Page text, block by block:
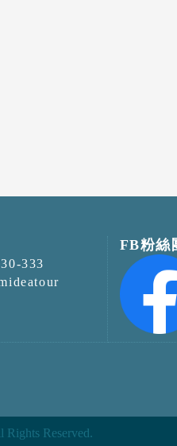
333
FB粉絲
Reserved.